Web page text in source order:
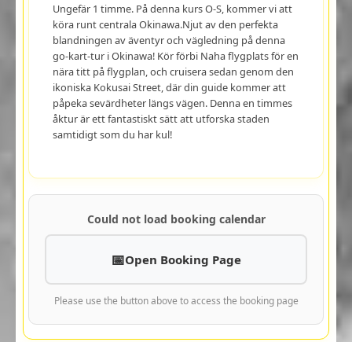
Ungefär 1 timme. På denna kurs O-S, kommer vi att
köra runt centrala Okinawa.Njut av den perfekta
blandningen av äventyr och vägledning på denna
go-kart-tur i Okinawa! Kör förbi Naha flygplats för en
nära titt på flygplan, och cruisera sedan genom den
ikoniska Kokusai Street, där din guide kommer att
påpeka sevärdheter längs vägen. Denna en timmes
åktur är ett fantastiskt sätt att utforska staden
samtidigt som du har kul!
Could not load booking calendar
Open Booking Page
Please use the button above to access the booking page